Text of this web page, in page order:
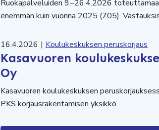
Ruokapalveluiden 9.–26.4.2026
enemmän kuin vuonna 2025 (705).
16.4.2026 | Koulukeskuksen peruskorjaus
Kasavuoren
Oy
Kasavuoren koulukeskuksen
PKS korjausrakentamisen yksikkö.